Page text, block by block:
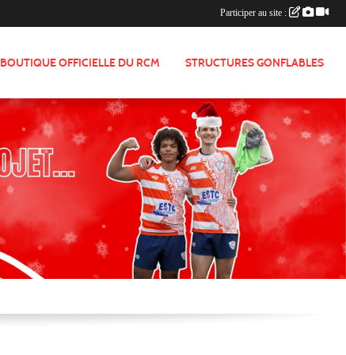
BOUTIQUE OFFICIELLE DU RCM STRUCTURES GONFLABLES
Participer au site :